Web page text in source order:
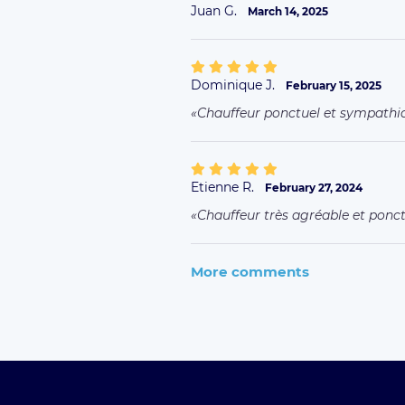
Juan G. March 14, 2025
Dominique J. February 15, 2025
Chauffeur ponctuel et
Etienne R. February 27, 2024
Chauffeur très agréable et
More comments